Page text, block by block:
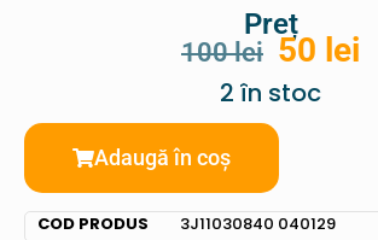
Preț
100lei 50 lei
2 în stoc
Adaugă în coș
COD PRODUS 3J11030840 040129